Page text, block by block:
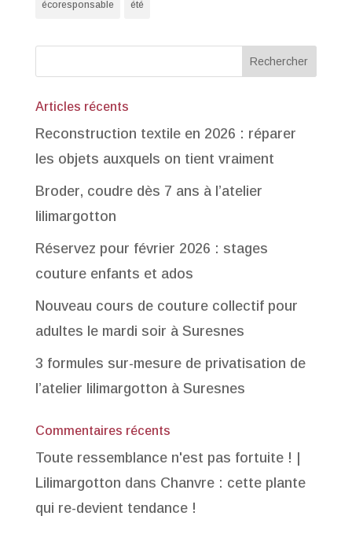
écoresponsable été
Articles récents
Reconstruction textile en 2026 : réparer
les objets auxquels on tient vraiment
Broder, coudre dès 7 ans à l’atelier
lilimargotton
Réservez pour février 2026 : stages
couture enfants et ados
Nouveau cours de couture collectif pour
adultes le mardi soir à Suresnes
3 formules sur-mesure de privatisation de
l’atelier lilimargotton à Suresnes
Commentaires récents
Toute ressemblance n'est pas fortuite ! |
Lilimargotton dans Chanvre : cette plante
qui re-devient tendance !